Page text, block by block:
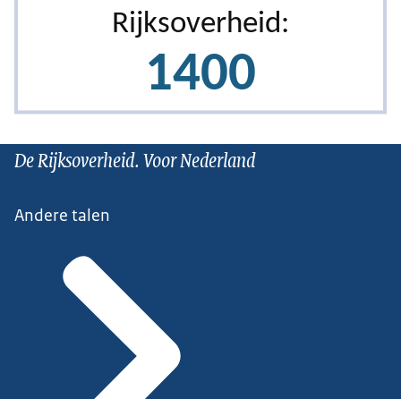
De Rijksoverheid. Voor Nederland
Andere talen